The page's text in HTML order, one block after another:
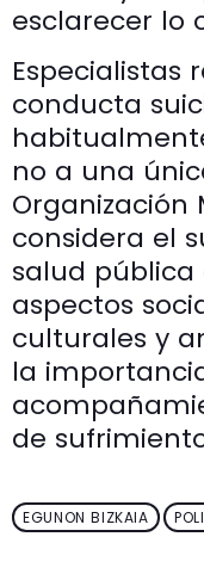
esclarecer lo
Especialistas
conducta
no a una
Organización
considera el
salud pública
aspectos
culturales y
la
de
EGUNON BIZKAIA